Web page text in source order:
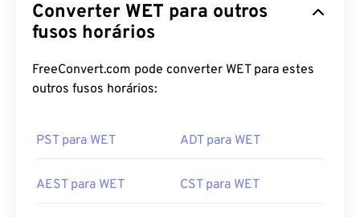
Converter WET para outros
fusos horários
FreeConvert.com pode converter WET para estes
outros fusos horários:
PST para WET ADT para WET
AEST para WET CST para WET